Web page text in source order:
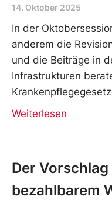
14. Oktober 2025
In der
anderem die
und die Beiträge in
Infrastrukturen
Weiterlesen
Der
bezahlbarem